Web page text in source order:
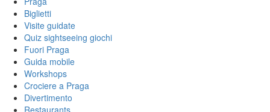
Biglietti
Visite guidate
Quiz sightseeing giochi
Fuori Praga
Guida mobile
Workshops
Crociere a Praga
Divertimento
Restaurants